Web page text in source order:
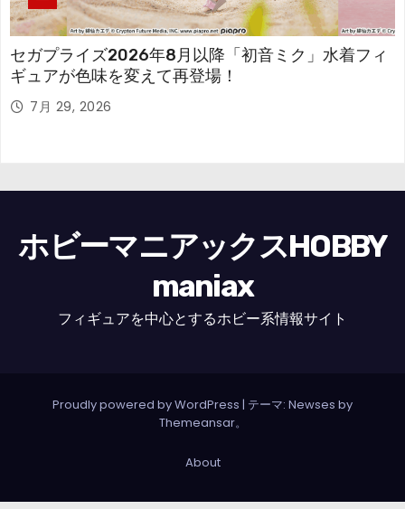
セガプライズ2026年8月以降「初音ミク」水着フィ
ギュアが色味を変えて再登場！
7月 29, 2026
ホビーマニアックスHOBBY
maniax
フィギュアを中心とするホビー系情報サイト
Proudly powered by WordPress | テーマ: Newses by
Themeansar。
About